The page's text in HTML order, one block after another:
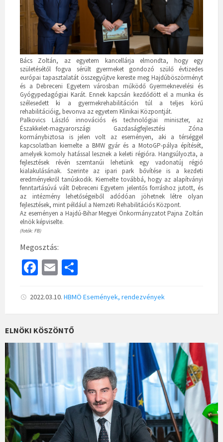
Bács Zoltán, az egyetem kancellárja elmondta, hogy egy
születésétől fogva sérült gyermeket gondozó szülő évtizedes
európai tapasztalatát összegyűjtve kereste meg Hajdúböszörményt
és a Debreceni Egyetem városban működő Gyermeknevelési és
Gyógypedagógiai Karát. Ennek kapcsán kezdődött el a munka és
szélesedett ki a gyermekrehabilitáción túl a teljes körű
rehabilitációig, bevonva az egyetem Klinikai Központját.
Palkovics László innovációs és technológiai miniszter, az
Északkelet-magyarországi Gazdaságfejlesztési Zóna
kormánybiztosa is jelen volt az eseményen, aki a térséggel
kapcsolatban kiemelte a BMW gyár és a MotoGP-pálya építését,
amelyek komoly hatással lesznek a keleti régióra. Hangsúlyozta, a
fejlesztések révén szemtanúi lehetünk egy vadonatúj régió
kialakulásának. Szerinte az ipari park bővítése is a kezdeti
eredményekről tanúskodik. Kiemelte továbbá, hogy az alapítványi
fenntartásúvá vált Debreceni Egyetem jelentős forráshoz jutott, és
az intézmény lehetőségeiből adódóan jöhetnek létre olyan
fejlesztések, mint például a Nemzeti Rehabilitációs Központ.
Az eseményen a Hajdú-Bihar Megyei Önkormányzatot Pajna Zoltán
elnök képviselte.
(fotók: FB)
Megosztás:
Fa
b
o
o
k
E
ai
l
ar
e
2022.03.10. HBMÖ Események, rendezvények
ELNÖKI KÖSZÖNTŐ